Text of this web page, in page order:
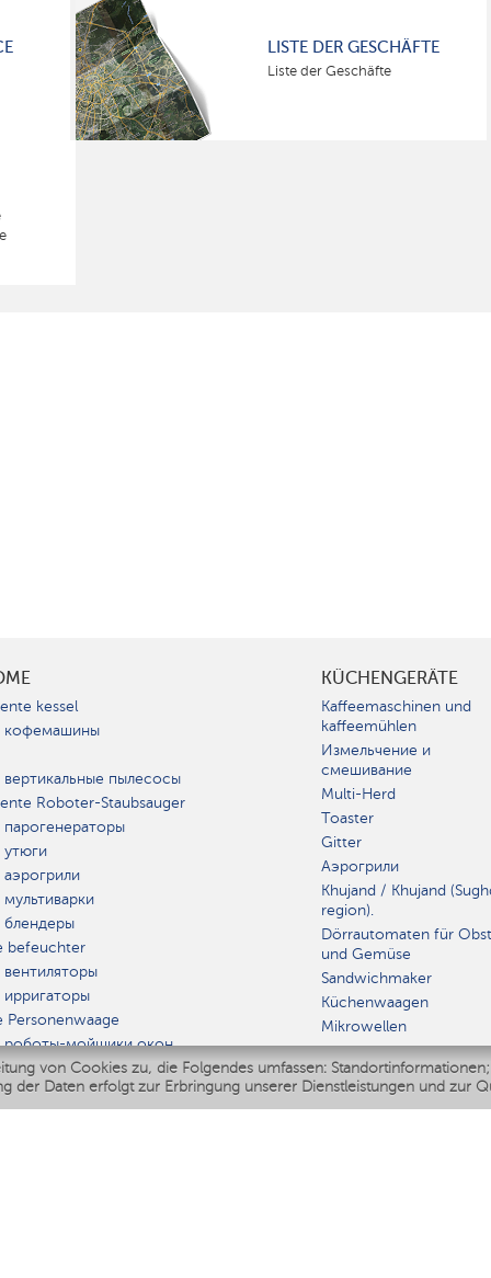
von Cookies zu, die Folgendes umfassen:
Daten erfolgt zur Erbringung unserer Dienstleistungen und zur
LISTE DER GESCHÄFTE
Liste der Geschäfte
kessel
кофемашины
пылесосы
Roboter-Staubsauger
befeuchter
Personenwaage
роботы-мойщики окон
Multikocher
IQ Home
KÜCHENGERÄTE
Kaffeemaschinen und
kaffeemühlen
Измельчение и
смешивание
Multi-Herd
Toaster
Gitter
Аэрогрили
Khujand / Khujand
region).
Dörrautomaten für
und Gemüse
Sandwichmaker
Küchenwaagen
Mikrowellen
GERÄT